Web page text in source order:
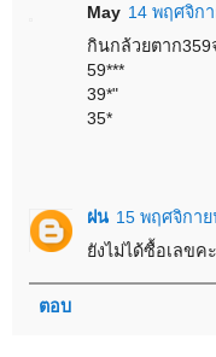
May 14 พฤศจิก
กินกล้วยตาก359
59***
39*"
35*
ฝน 15 พฤศจิกาย
ยังไม่ได้ซื้อเลขคะ
ตอบ